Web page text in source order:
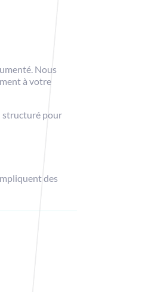
Nous
à votre
structuré pour
des